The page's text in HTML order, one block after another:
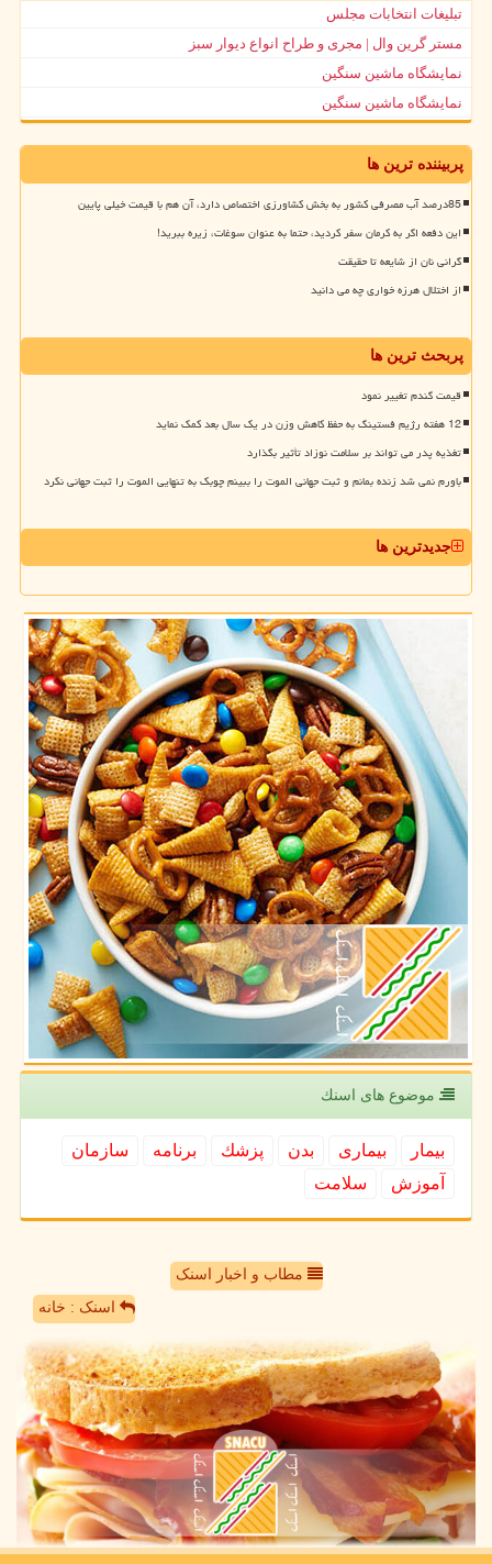
تبلیغات انتخابات مجلس
مستر گرین وال | مجری و طراح انواع دیوار سبز
نمایشگاه ماشین سنگین
نمایشگاه ماشین سنگین
پربیننده ترین ها
85درصد آب مصرفی کشور به بخش کشاورزی اختصاص دارد، آن هم با قیمت خیلی پایین
این دفعه اگر به کرمان سفر کردید، حتما به عنوان سوغات، زیره ببرید!
گرانی نان از شایعه تا حقیقت
از اختلال هرزه خواری چه می دانید
پربحث ترین ها
قیمت گندم تغییر نمود
12 هفته رژیم فستینگ به حفظ کاهش وزن در یک سال بعد کمک نماید
تغذیه پدر می تواند بر سلامت نوزاد تأثیر بگذارد
باورم نمی شد زنده بمانم و ثبت جهانی الموت را ببینم چوبک به تنهایی الموت را ثبت جهانی نکرد
جدیدترین ها
موضوع های اسنك
بیمار بیماری بدن پزشك برنامه
سازمان
آموزش
سلامت
مطاب و اخبار اسنک
اسنک : خانه